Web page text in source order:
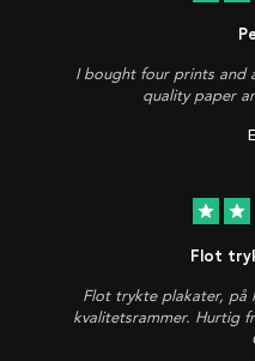
I bought four prints and
quality paper
star star
Flot
Flot trykte plakater,
kvalitetsrammer. Hurtig